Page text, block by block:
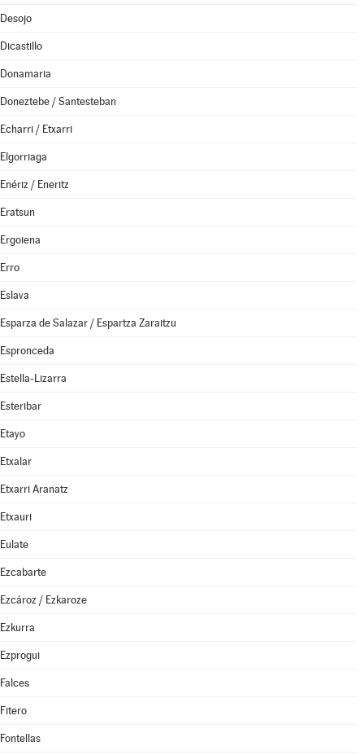
Desojo
Dicastillo
Donamaria
Doneztebe / Santesteban
Echarri / Etxarri
Elgorriaga
Enériz / Eneritz
Eratsun
Ergoiena
Erro
Eslava
Esparza de Salazar / Espartza Zaraitzu
Espronceda
Estella-Lizarra
Esteribar
Etayo
Etxalar
Etxarri Aranatz
Etxauri
Eulate
Ezcabarte
Ezcároz / Ezkaroze
Ezkurra
Ezprogui
Falces
Fitero
Fontellas